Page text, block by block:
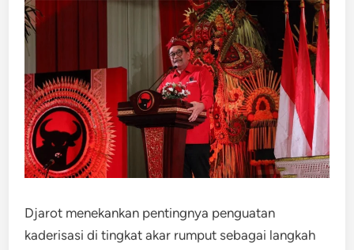
Djarot menekankan pentingnya penguatan
kaderisasi di tingkat akar rumput sebagai langkah